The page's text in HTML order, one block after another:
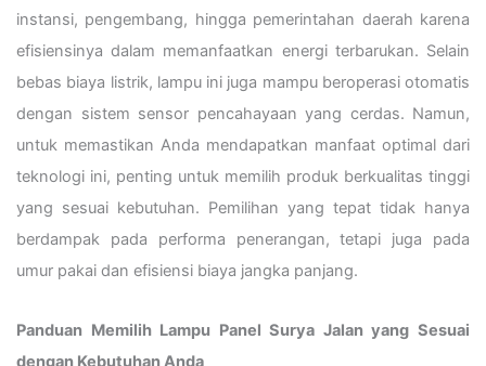
instansi, pengembang, hingga pemerintahan daerah karena
efisiensinya dalam memanfaatkan energi terbarukan. Selain
bebas biaya listrik, lampu ini juga mampu beroperasi otomatis
dengan sistem sensor pencahayaan yang cerdas. Namun,
untuk memastikan Anda mendapatkan manfaat optimal dari
teknologi ini, penting untuk memilih produk berkualitas tinggi
yang sesuai kebutuhan. Pemilihan yang tepat tidak hanya
berdampak pada performa penerangan, tetapi juga pada
umur pakai dan efisiensi biaya jangka panjang.
Panduan Memilih Lampu Panel Surya Jalan yang Sesuai
dengan Kebutuhan Anda